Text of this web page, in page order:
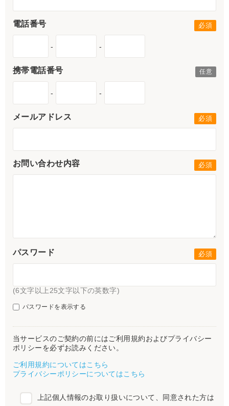
電話番号
- -
携帯電話番号
- -
メールアドレス
お問い合わせ内容
パスワード
(6文字以上25文字以下の英数字)
パスワードを表示する
当サービスのご契約の前にはご利用規約およびプライバシー
ポリシーを必ずお読みください。
ご利用規約についてはこちら
プライバシーポリシーについてはこちら
上記個人情報のお取り扱いについて、同意された方は